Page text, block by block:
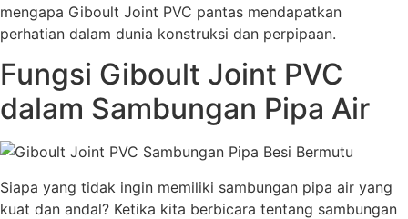
mengapa Giboult Joint PVC pantas mendapatkan
perhatian dalam dunia konstruksi dan perpipaan.
Fungsi Giboult Joint PVC
dalam Sambungan Pipa Air
Siapa yang tidak ingin memiliki sambungan pipa air yang
kuat dan andal? Ketika kita berbicara tentang sambungan